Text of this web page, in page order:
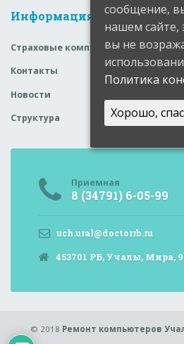
Информация
Страховые компании
Контакты
Новости
Структура
Приемная
8 (34791) 6-05-99
uch.ural@doctorrb.ru
453701 РБ, Учалы, Мира, 9
© 2018 Ремонт компьютеров
сообщение,
нашем сайте,
вы не
Политика
Хорошо,